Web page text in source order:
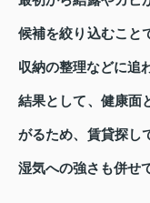
候補を絞り込むこと
収納の整理などに追
結果として、健康面
がるため、賃貸探し
湿気への強さも併せ